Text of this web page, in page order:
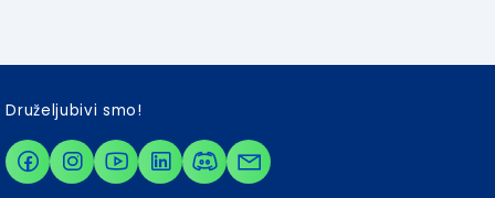
Druželjubivi smo!